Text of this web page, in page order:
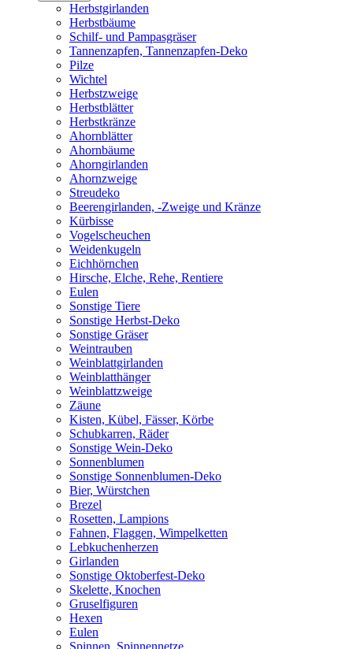
Herbstgirlanden
Herbstbäume
Schilf- und Pampasgräser
Tannenzapfen, Tannenzapfen-Deko
Pilze
Wichtel
Herbstzweige
Herbstblätter
Herbstkränze
Ahornblätter
Ahornbäume
Ahorngirlanden
Ahornzweige
Streudeko
Beerengirlanden, -Zweige und Kränze
Kürbisse
Vogelscheuchen
Weidenkugeln
Eichhörnchen
Hirsche, Elche, Rehe, Rentiere
Eulen
Sonstige Tiere
Sonstige Herbst-Deko
Sonstige Gräser
Weintrauben
Weinblattgirlanden
Weinblatthänger
Weinblattzweige
Zäune
Kisten, Kübel, Fässer, Körbe
Schubkarren, Räder
Sonstige Wein-Deko
Sonnenblumen
Sonstige Sonnenblumen-Deko
Bier, Würstchen
Brezel
Rosetten, Lampions
Fahnen, Flaggen, Wimpelketten
Lebkuchenherzen
Girlanden
Sonstige Oktoberfest-Deko
Skelette, Knochen
Gruselfiguren
Hexen
Eulen
Spinnen, Spinnennetze